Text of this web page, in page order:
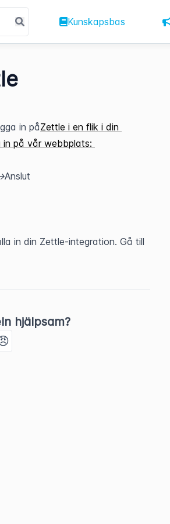
Kunskapsbas
in påZettle i en flik i din
på vår webbplats:
Anslut
in din Zettle-integration. Gå till
hjälpsam?